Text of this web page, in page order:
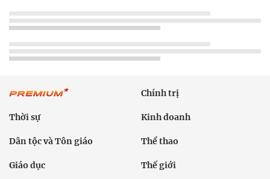
Chính trị
Thời sự Kinh doanh
Dân tộc và Tôn giáo Thể thao
Giáo dục Thế giới